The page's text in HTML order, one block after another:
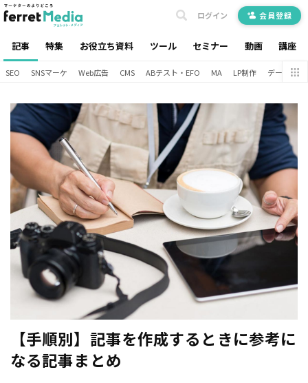
記事 特集 お役立ち資料 ツール セミナー 動画 講座
ログイン 会員登録
SEO SNSマーケ Web広告 CMS ABテスト・EFO MA LP制作 データ分析
【手順別】記事を作成するときに参考に
なる記事まとめ